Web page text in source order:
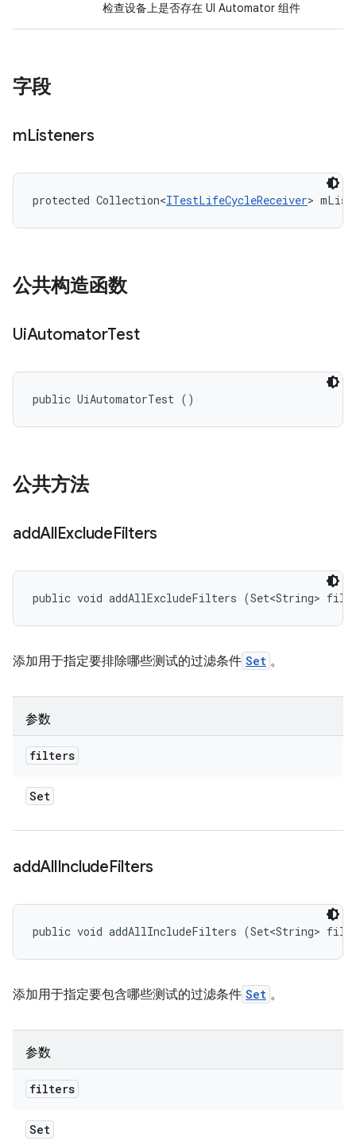
检查设备上是否存在 UI Automator 组件
字段
mListeners
protected Collection<ITestLifeCycleReceiver>
公共构造函数
UiAutomatorTest
public UiAutomatorTest ()
公共方法
addAllExcludeFilters
public void addAllExcludeFilters (Set<String>
添加用于指定要排除哪些测试的过滤条件 Set 。
参数
filters
Set
addAllIncludeFilters
public void addAllIncludeFilters (Set<String>
添加用于指定要包含哪些测试的过滤条件 Set 。
参数
filters
Set